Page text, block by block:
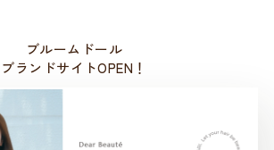
ブルームドール
ブランドサイトOPEN！